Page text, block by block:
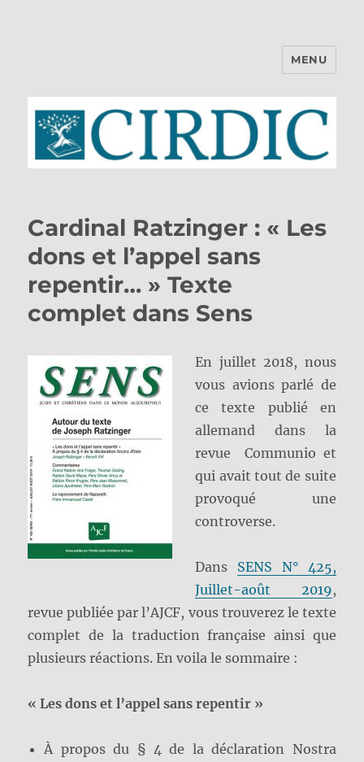
MENU
Cardinal Ratzinger : « Les
dons et l’appel sans
repentir… » Texte
complet dans Sens
En juillet 2018, nous
vous avions parlé de
ce texte publié en
allemand dans la
revue Communio et
qui avait tout de suite
provoqué une
controverse.
Dans SENS N° 425,
Juillet-août 2019,
revue publiée par l’AJCF, vous trouverez le texte
complet de la traduction française ainsi que
plusieurs réactions. En voila le sommaire :
« Les dons et l’appel sans repentir »
À propos du § 4 de la déclaration Nostra